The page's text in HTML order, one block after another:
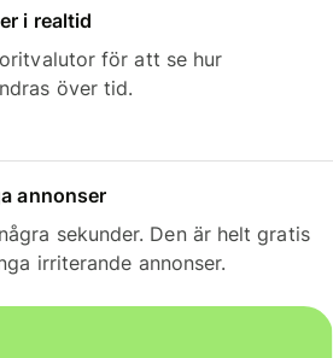
i realtid
för att se hur
över tid.
annonser
sekunder. Den är helt gratis
irriterande annonser.